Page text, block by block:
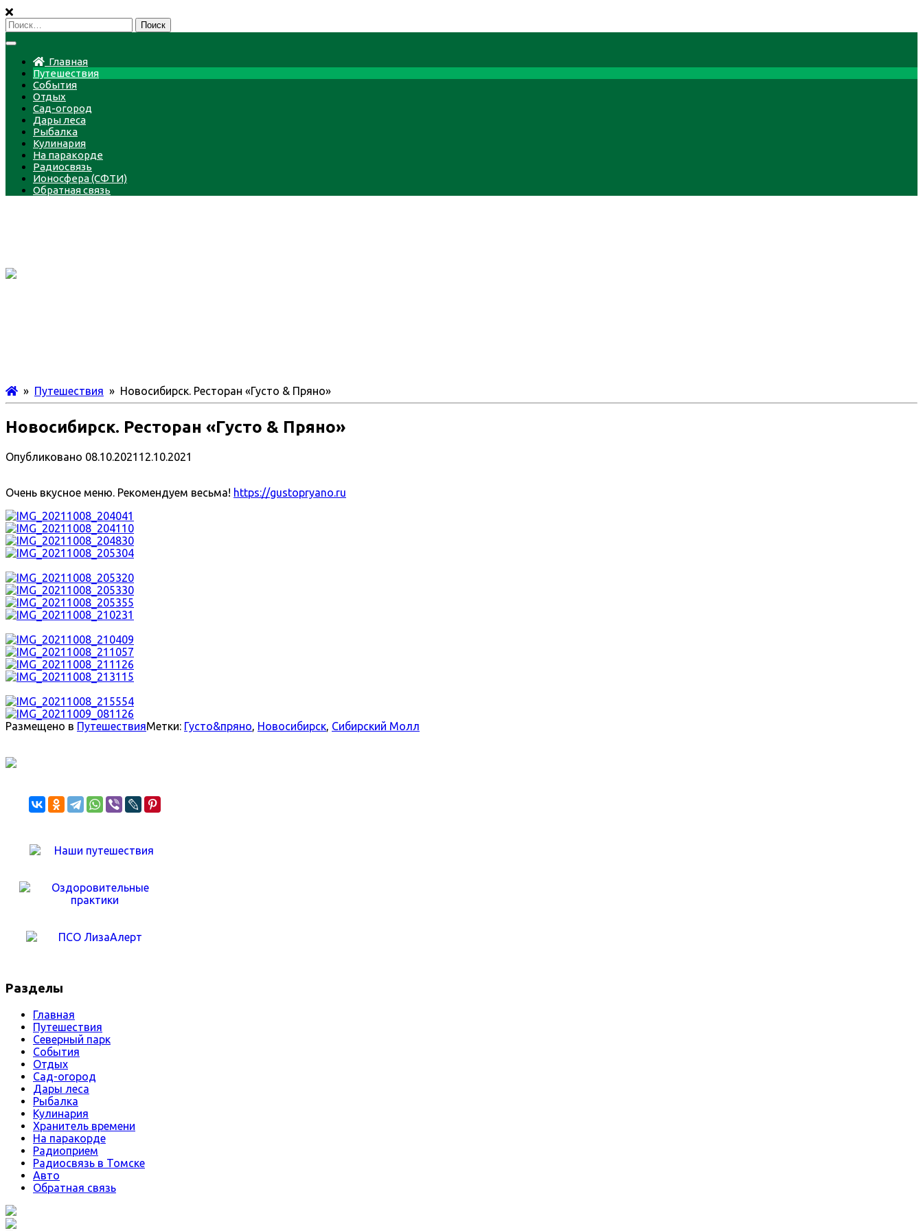
Пропустить
Найти:
Главная
Путешествия
События
Отдых
Сад-огород
Дары леса
Рыбалка
Кулинария
На паракорде
Радиосвязь
Ионосфера (СФТИ)
Обратная связь
» Путешествия » Новосибирск. Ресторан «Густо & Пряно»
Новосибирск. Ресторан «Густо & Пряно»
Опубликовано 08.10.2021 12.10.2021
Очень вкусное меню. Рекомендуем весьма! https://gustopryano.ru
Размещено в ПутешествияМетки: Густо&пряно, Новосибирск, Сибирский Молл
Разделы
Главная
Путешествия
Северный парк
События
Отдых
Сад-огород
Дары леса
Рыбалка
Кулинария
Хранитель времени
На паракорде
Радиоприем
Радиосвязь в Томске
Авто
Обратная связь